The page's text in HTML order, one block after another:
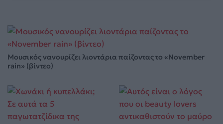
Μουσικός νανουρίζει λιοντάρια παίζοντας το «November
rain» (βίντεο)